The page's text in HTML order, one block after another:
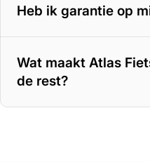
Heb ik garantie op
Wat maakt Atlas
de rest?